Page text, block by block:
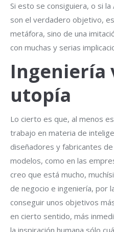
Si esto se consiguiera, o si
son el verdadero objetivo,
metáfora, sino de una
con muchas y serias
Ingeniería
utopía
Lo cierto es que, al menos
trabajo en materia de
diseñadores y fabricantes
modelos, como en las
creo que está mucho,
de negocio e ingeniería, por
conseguir unos objetivos
en cierto sentido, más